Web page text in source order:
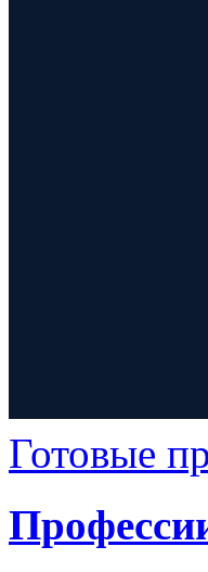
Готовые